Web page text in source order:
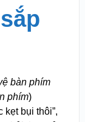
bàn phím
phím)
kẹt bụi thôi”,